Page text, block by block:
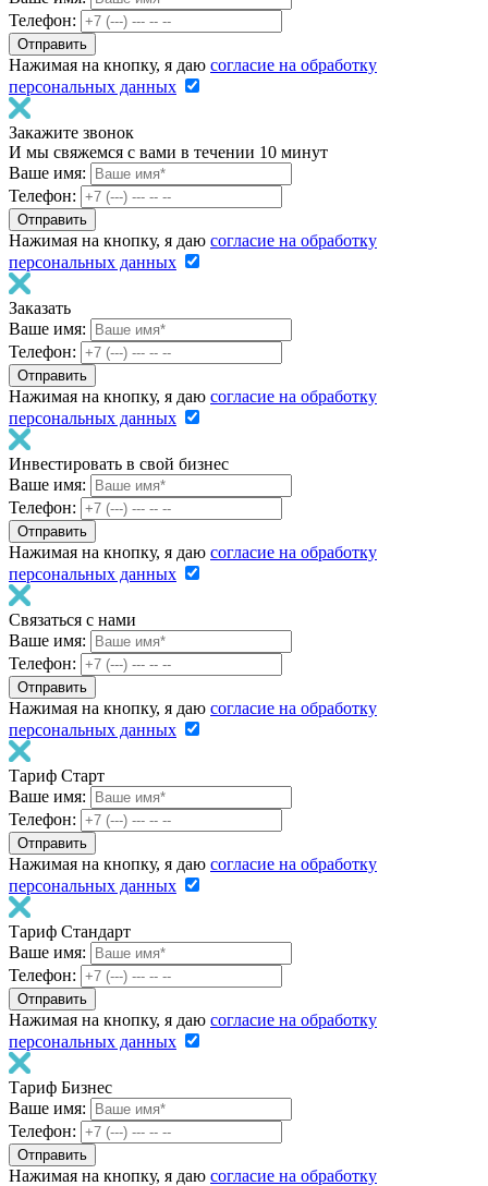
Телефон:
Нажимая на кнопку, я даю согласие на обработку
персональных данных
Закажите звонок
И мы свяжемся с вами в течении 10 минут
Ваше имя:
Телефон:
Нажимая на кнопку, я даю согласие на обработку
персональных данных
Заказать
Ваше имя:
Телефон:
Нажимая на кнопку, я даю согласие на обработку
персональных данных
Инвестировать в свой бизнес
Ваше имя:
Телефон:
Нажимая на кнопку, я даю согласие на обработку
персональных данных
Связаться с нами
Ваше имя:
Телефон:
Нажимая на кнопку, я даю согласие на обработку
персональных данных
Тариф Старт
Ваше имя:
Телефон:
Нажимая на кнопку, я даю согласие на обработку
персональных данных
Тариф Стандарт
Ваше имя:
Телефон:
Нажимая на кнопку, я даю согласие на обработку
персональных данных
Тариф Бизнес
Ваше имя:
Телефон:
Нажимая на кнопку, я даю согласие на обработку